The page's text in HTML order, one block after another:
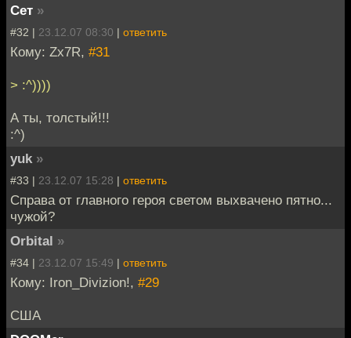
Сет »
#32 | 23.12.07 08:30 | ответить
Кому: Zx7R, #31
> :^))))
А ты, толстый!!!
:^)
yuk »
#33 | 23.12.07 15:28 | ответить
Справа от главного героя светом выхвачено пятно...
чужой?
Orbital »
#34 | 23.12.07 15:49 | ответить
Кому: Iron_Divizion!, #29
США